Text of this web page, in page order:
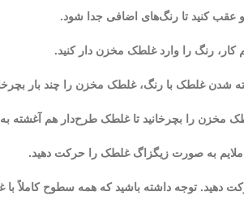
عقب کنید تا رنگ‌های اضافی جدا شود.
رنگ را وارد غلطک مخزن دار کنید.
شدن غلطک با رنگ، غلطک مخزن را چند بار
مخزن را بچرخانید تا غلطک طرح‌دار هم آغشته
به صورت زیگزاگ غلطک را حرکت دهید.
دهید. توجه داشته باشید که همه سطوح کاملاً